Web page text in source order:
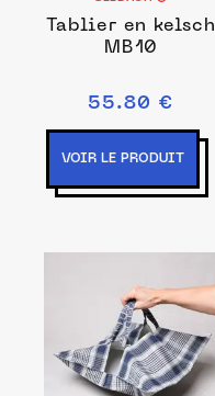
Tablier en kelsch
MB10
55.80 €
VOIR LE PRODUIT